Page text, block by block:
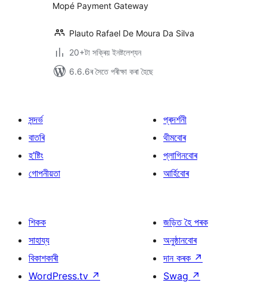
Mopé Payment Gateway
Plauto Rafael De Moura Da Silva
20+টা সক্ৰিয় ইনষ্টলেশ্যন
6.6.6ৰ সৈতে পৰীক্ষা কৰা হৈছে
সন্দৰ্ভ
বাতৰি
হ’ষ্টিং
গোপনীয়তা
প্ৰদৰ্শনী
থীমবোৰ
প্লাগিনবোৰ
আৰ্হিবোৰ
শিকক
সাহায্য
বিকাশকাৰী
WordPress.tv ↗
জড়িত হৈ পৰক
অনুষ্ঠানবোৰ
দান কৰক ↗
Swag ↗